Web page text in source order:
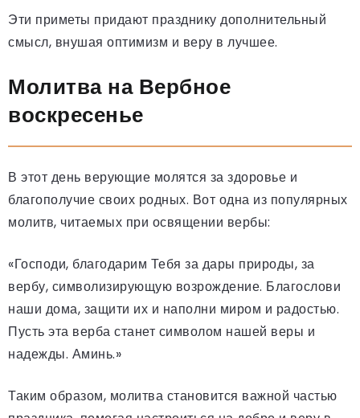
Эти приметы придают празднику дополнительный
смысл, внушая оптимизм и веру в лучшее.
Молитва на Вербное
воскресенье
В этот день верующие молятся за здоровье и
благополучие своих родных. Вот одна из популярных
молитв, читаемых при освящении вербы:
«Господи, благодарим Тебя за дары природы, за
вербу, символизирующую возрождение. Благослови
наши дома, защити их и наполни миром и радостью.
Пусть эта верба станет символом нашей веры и
надежды. Аминь.»
Таким образом, молитва становится важной частью